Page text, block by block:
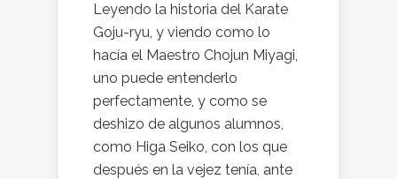
Leyendo la historia del Karate
Goju-ryu, y viendo como lo
hacía el Maestro Chojun Miyagi,
uno puede entenderlo
perfectamente, y como se
deshizo de algunos alumnos,
como Higa Seiko, con los que
después en la vejez tenía, ante